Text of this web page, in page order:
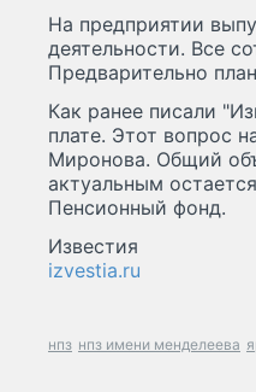
На предприятии
деятельности. Все
Предварительно
Как ранее писали
плате. Этот вопрос
Миронова. Общий
актуальным
Пенсионный фонд.
Известия
izvestia.ru
нпз нпз имени менделеева